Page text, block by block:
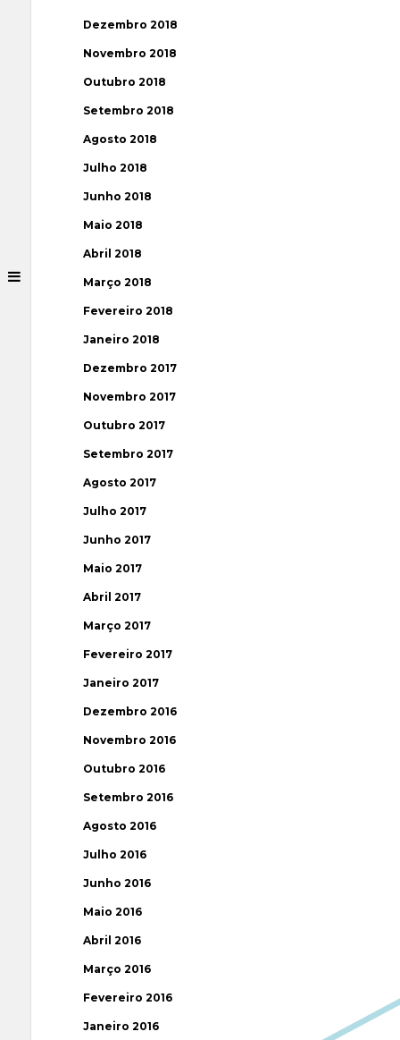
Dezembro 2018
Novembro 2018
Outubro 2018
Setembro 2018
Agosto 2018
Julho 2018
Junho 2018
Maio 2018
Abril 2018
Março 2018
Fevereiro 2018
Janeiro 2018
Dezembro 2017
Novembro 2017
Outubro 2017
Setembro 2017
Agosto 2017
Julho 2017
Junho 2017
Maio 2017
Abril 2017
Março 2017
Fevereiro 2017
Janeiro 2017
Dezembro 2016
Novembro 2016
Outubro 2016
Setembro 2016
Agosto 2016
Julho 2016
Junho 2016
Maio 2016
Abril 2016
Março 2016
Fevereiro 2016
Janeiro 2016